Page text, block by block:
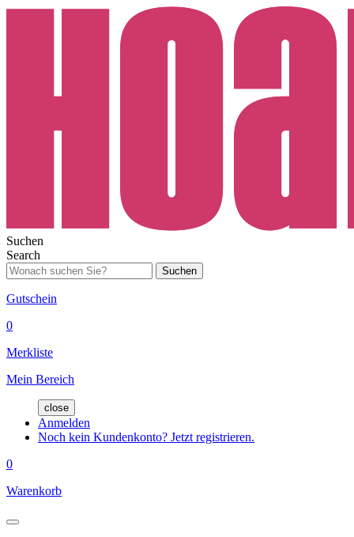
Suchen
Search
Suchen
Gutschein
0
Merkliste
Mein Bereich
close
Anmelden
Noch kein Kundenkonto? Jetzt registrieren.
0
Warenkorb